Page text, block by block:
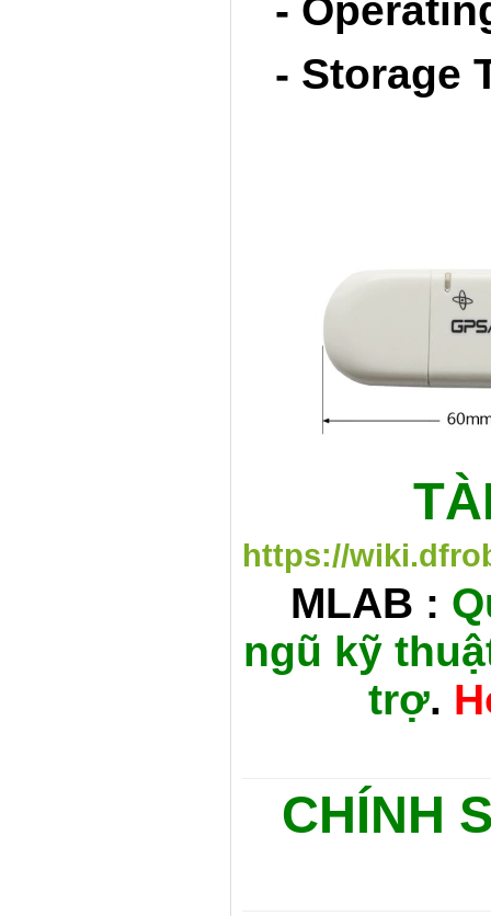
-
- Storage
https://
MLAB : Q
ngũ kỹ
trợ.
CHÍNH